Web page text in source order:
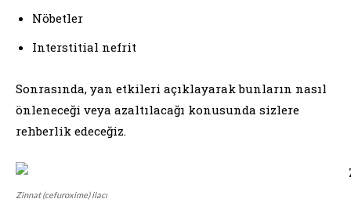
Nöbetler
Interstitial nefrit
Sonrasında, yan etkileri açıklayarak bunların nasıl
önleneceği veya azaltılacağı konusunda sizlere
rehberlik edeceğiz.
Zinnat (cefuroxime) ilacı